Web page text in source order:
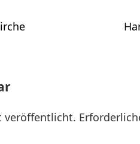
veröffentlicht.